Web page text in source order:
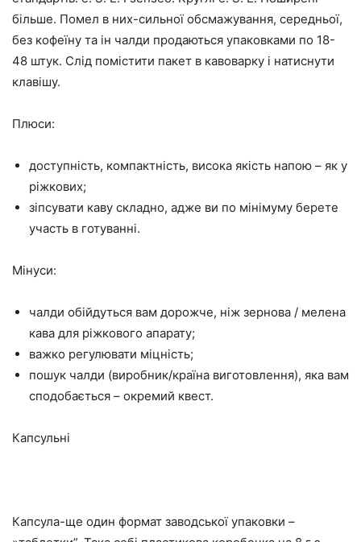
більше. Помел в них-сильної обсмажування, середньої,
без кофеїну та ін чалди продаються упаковками по 18-
48 штук. Слід помістити пакет в кавоварку і натиснути
клавішу.
Плюси:
доступність, компактність, висока якість напою – як у
ріжкових;
зіпсувати каву складно, адже ви по мінімуму берете
участь в готуванні.
Мінуси:
чалди обійдуться вам дорожче, ніж зернова / мелена
кава для ріжкового апарату;
важко регулювати міцність;
пошук чалди (виробник/країна виготовлення), яка вам
сподобається – окремий квест.
Капсульні
Капсула-ще один формат заводської упаковки –